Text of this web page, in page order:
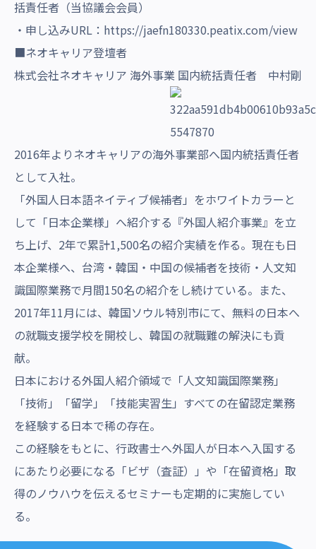
括責任者（当協議会会員）
・申し込みURL： https://jaefn180330.peatix.com/view
■ネオキャリア登壇者
株式会社ネオキャリア 海外事業 国内統括責任者 中村剛
2016年よりネオキャリアの海外事業部へ国内統括責任者
として入社。
「外国人日本語ネイティブ候補者」をホワイトカラーと
して「日本企業様」へ紹介する『外国人紹介事業』を立
ち上げ、2年で累計1,500名の紹介実績を作る。現在も日
本企業様へ、台湾・韓国・中国の候補者を技術・人文知
識国際業務で月間150名の紹介をし続けている。また、
2017年11月には、韓国ソウル特別市にて、無料の日本へ
の就職支援学校を開校し、韓国の就職難の解決にも貢
献。
日本における外国人紹介領域で「人文知識国際業務」
「技術」「留学」「技能実習生」すべての在留認定業務
を経験する日本で稀の存在。
この経験をもとに、行政書士へ外国人が日本へ入国する
にあたり必要になる「ビザ（査証）」や「在留資格」取
得のノウハウを伝えるセミナーも定期的に実施してい
る。